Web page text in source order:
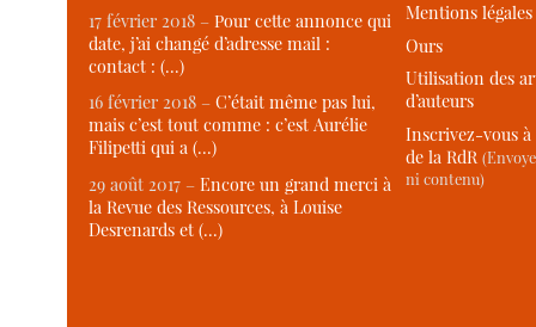
17 février 2018 –Pour cette annonce qui
date, j’ai changé d’adresse mail :
contact : (…)
16 février 2018 –C’était même pas lui,
mais c’est tout comme : c’est Aurélie
Filipetti qui a (…)
29 août 2017 –Encore un grand merci à
la Revue des Ressources, à Louise
Desrenards et (…)
Mentions légales
Ours
Utilisation des
d’auteurs
Inscrivez-vous
de la RdR
ni contenu)